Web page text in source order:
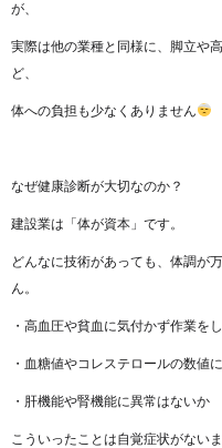
が、
実際は他の業種と同様に、脚立や
ど、
体への負担も少なくありません
なぜ健康診断が大切なのか？
建設業は「体が資本」です。
どんなに技術があっても、体調が
ん。
・高血圧や貧血に気付かず作業を
・血糖値やコレステロールの数値
・肝機能や腎機能に異常はないか
こういったことは自覚症状がない